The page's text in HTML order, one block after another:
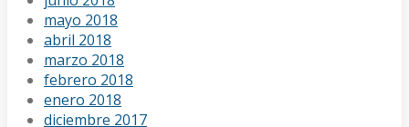
mayo 2018
abril 2018
marzo 2018
febrero 2018
enero 2018
diciembre 2017